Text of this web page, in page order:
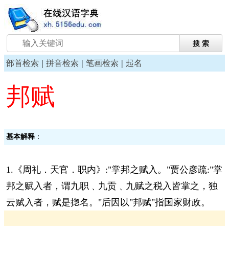
部首检索 | 拼音检索 | 笔画检索 | 起名
邦赋
基本解释 ：
1.《周礼．天官．职内》:"掌邦之赋入。"贾公彦疏:"掌
邦之赋入者，谓九职﹑九贡﹑九赋之税入皆掌之，独
云赋入者，赋是揔名。"后因以"邦赋"指国家财政。